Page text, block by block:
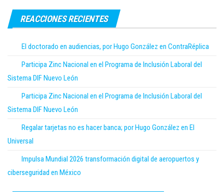
REACCIONES RECIENTES
El doctorado en audiencias, por Hugo González en ContraRéplica
Participa Zinc Nacional en el Programa de Inclusión Laboral del
Sistema DIF Nuevo León
Participa Zinc Nacional en el Programa de Inclusión Laboral del
Sistema DIF Nuevo León
Regalar tarjetas no es hacer banca; por Hugo González en El
Universal
Impulsa Mundial 2026 transformación digital de aeropuertos y
ciberseguridad en México